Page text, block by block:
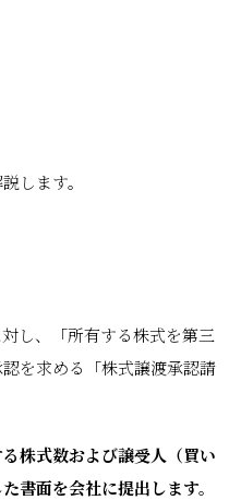
します。
し、「所有する株式を第三
を求める「株式譲渡承認請
株式数および譲受人（買い
書面を会社に提出します。